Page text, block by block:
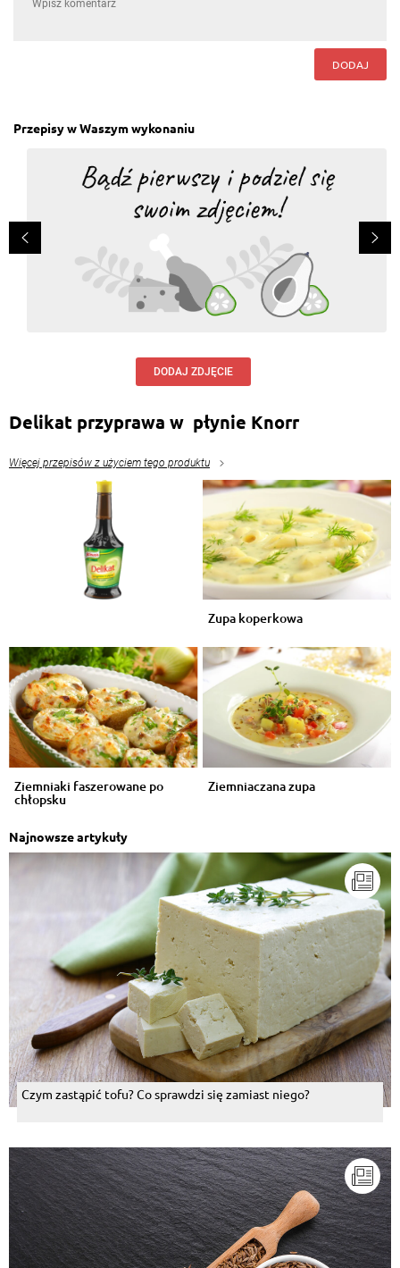
DODAJ
Przepisy w Waszym wykonaniu
DODAJ ZDJĘCIE
Delikat przyprawa w płynie Knorr
Więcej przepisów z użyciem tego produktu
Zupa koperkowa
Ziemniaki faszerowane po
chłopsku
Ziemniaczana zupa
Najnowsze artykuły
Czym zastąpić tofu? Co sprawdzi się zamiast niego?